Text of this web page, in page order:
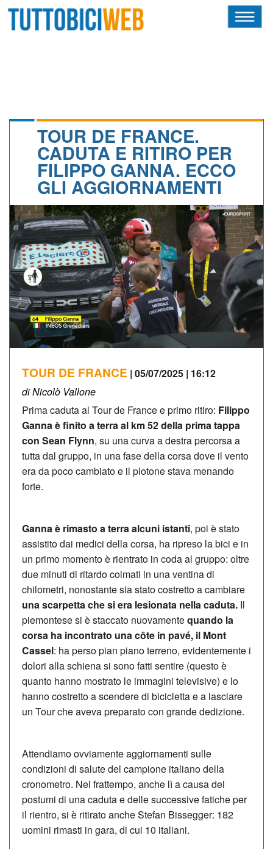
CALENDARIO
ALBI D'ORO
NEWSLETTER
TOUR DE FRANCE.
CADUTA E RITIRO PER
FILIPPO GANNA. ECCO
GLI AGGIORNAMENTI
TOUR DE FRANCE | 05/07/2025 | 16:12
di Nicolò Vallone
Prima caduta al Tour de France e primo ritiro: Filippo
Ganna è finito a terra al km 52 della prima tappa
con Sean Flynn, su una curva a destra percorsa a
tutta dal gruppo, in una fase della corsa dove il vento
era da poco cambiato e il plotone stava menando
forte.
Ganna è rimasto a terra alcuni istanti, poi è stato
assistito dai medici della corsa, ha ripreso la bici e in
un primo momento è rientrato in coda al gruppo: oltre
due minuti di ritardo colmati in una ventina di
chilometri, nonostante sia stato costretto a cambiare
una scarpetta che si era lesionata nella caduta. Il
piemontese si è staccato nuovamentequando la
corsa ha incontrato una côte in pavé, il Mont
Cassel: ha perso pian piano terreno, evidentemente i
dolori alla schiena si sono fatti sentire (questo è
quanto hanno mostrato le immagini televisive) e lo
hanno costretto a scendere di bicicletta e a lasciare
un Tour che aveva preparato con grande dedizione.
Attendiamo ovviamente aggiornamenti sulle
condizioni di salute del campione italiano della
cronometro. Nel frattempo, anche lì a causa dei
postumi di una caduta e delle successive fatiche per
il rientro, si è ritirato anche Stefan Bissegger: 182
uomini rimasti in gara, di cui 10 italiani.